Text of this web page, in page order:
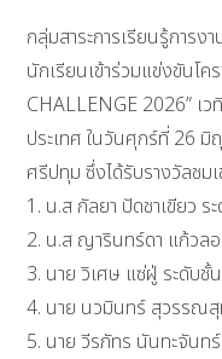
กลุ่มสาระการเรียนรู้การง
นักเรียนเข้าร่วมแข่งขันโ
CHALLENGE 2026” เ
ประเทศ ในวันศุกร์ที่ 26
ศรีปทุม ซึ่งได้รับรางวัลช
1. น.ส กัลยา ปัดชาเขียว
2. น.ส ญารินทร์ดา แก้วล
3. นาย วิเศษ แซ่ฝู่ ระดับ
4. นาย นวมินทร์ สุวรรณ
5. นาย วีรภัทร นันทะจัน